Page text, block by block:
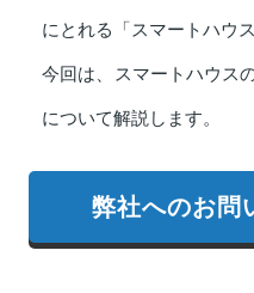
にとれる「スマートハウス
今回は、スマートハウス
について解説します。
弊社へのお問